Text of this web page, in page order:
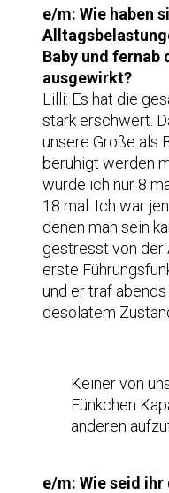
e/m: Wie haben
Baby und fernab
ausgewirkt?
Lilli: Es hat die
stark erschwert.
unsere Große als
beruhigt werden
wurde ich nur 8
18 mal. Ich war
denen man sein
gestresst von der
erste
und er traf
desolatem
Keiner von
Fünkchen
anderen
e/m: Wie seid